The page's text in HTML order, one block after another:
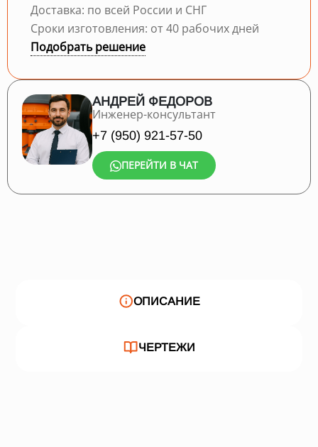
Доставка: по всей России и СНГ
Сроки изготовления: от 40 рабочих дней
Подобрать решение
АНДРЕЙ ФЕДОРОВ
Инженер-консультант
+7 (950) 921-57-50
ПЕРЕЙТИ В ЧАТ
ОПИСАНИЕ
ЧЕРТЕЖИ